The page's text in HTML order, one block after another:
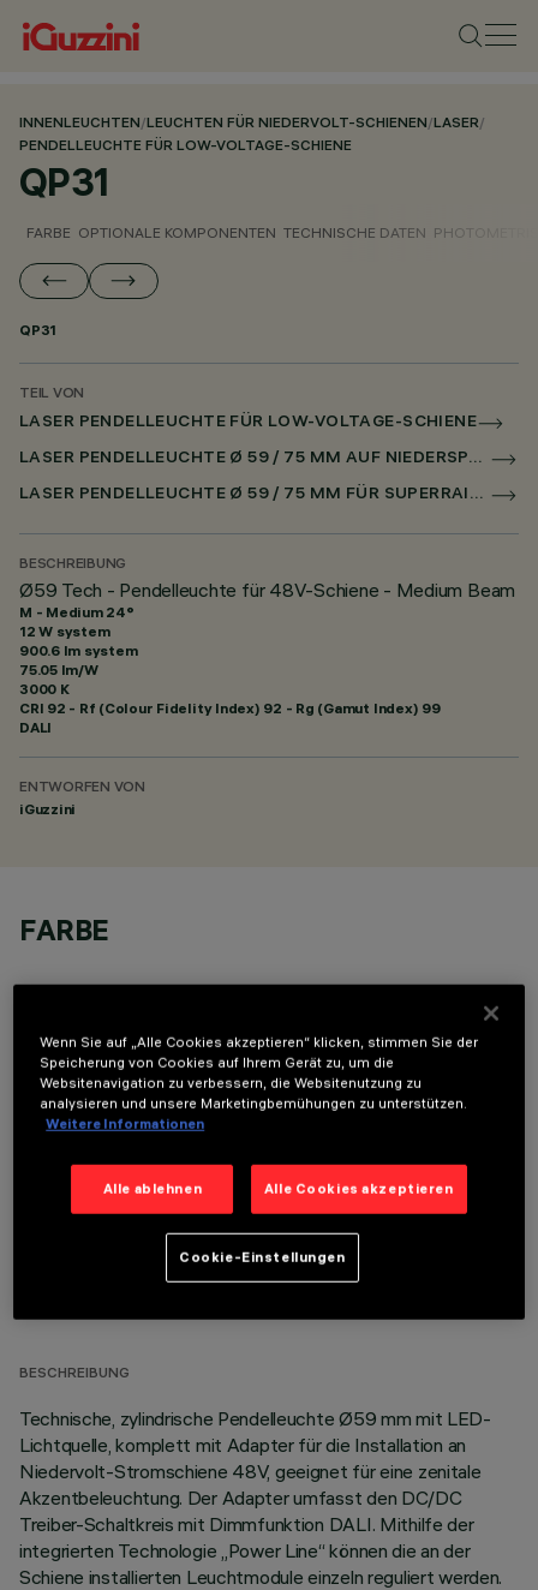
INNENLEUCHTEN/LEUCHTEN FÜR NIEDERVOLT-SCHIENEN/LASER/
PENDELLEUCHTE FÜR LOW-VOLTAGE-SCHIENE
QP31
FARBE OPTIONALE KOMPONENTEN TECHNISCHE DATEN
QP31
TEIL VON
LASER PENDELLEUCHTE FÜR LOW-VOLTAGE-SCHIENE
LASER PENDELLEUCHTE Ø 59 / 75 MM AUF NIEDERSPANNUNGSSCHIENE DALI POWERLINE
LASER PENDELLEUCHTE Ø 59 / 75 MM FÜR SUPERRAIL DALI POWERLINE
BESCHREIBUNG
Ø59 Tech - Pendelleuchte für 48V-Schiene - Medium Beam
M - Medium 24°
12 W system
900.6 lm system
75.05 lm/W
3000 K
CRI 92 - Rf (Colour Fidelity Index) 92 - Rg (Gamut Index) 99
DALI
ENTWORFEN VON
iGuzzini
FARBE
OPTIONALE KOMPONENTEN
TECHNISCHE DATEN
BESCHREIBUNG
Technische, zylindrische Pendelleuchte Ø59 mm mit LED-
Lichtquelle, komplett mit Adapter für die Installation an
Niedervolt-Stromschiene 48V, geeignet für eine zenitale
Akzentbeleuchtung. Der Adapter umfasst den DC/DC
Treiber-Schaltkreis mit Dimmfunktion DALI. Mithilfe der
integrierten Technologie „Power Line“ können die an der
Schiene installierten Leuchtmodule einzeln reguliert werden.
Wenn Sie auf „Alle Cookies akzeptieren“ klicken, stimmen Sie der
Speicherung von Cookies auf Ihrem Gerät zu, um die
Websitenavigation zu verbessern, die Websitenutzung zu
analysieren und unsere Marketingbemühungen zu unterstützen.
Weitere Informationen
Alle ablehnen Alle Cookies akzeptieren
Cookie-Einstellungen